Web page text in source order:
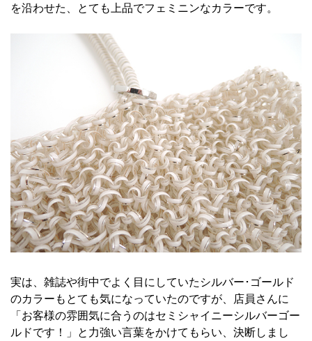
を沿わせた、とても上品でフェミニンなカラーです。
実は、雑誌や街中でよく目にしていたシルバー･ゴールド
のカラーもとても気になっていたのですが、店員さんに
「お客様の雰囲気に合うのはセミシャイニーシルバーゴー
ルドです！」と力強い言葉をかけてもらい、決断しまし